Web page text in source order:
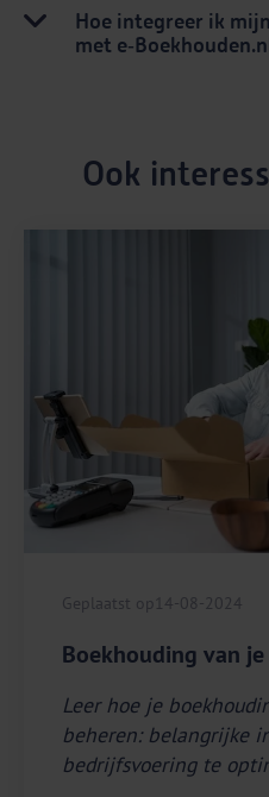
Hoe integreer ik
met
Ook
Geplaatst op 14-08-2024
Boekhouding van
Leer hoe je
beheren: belangrijke inzichten om je
bedrijfsvoering te